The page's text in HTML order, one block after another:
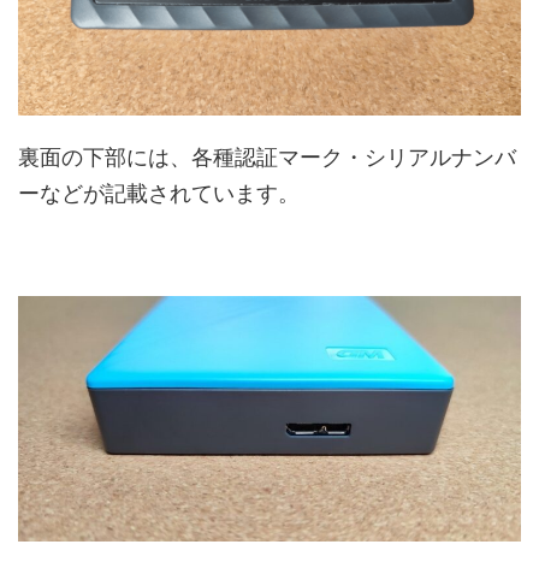
裏面の下部には、各種認証マーク・シリアルナンバ
ーなどが記載されています。